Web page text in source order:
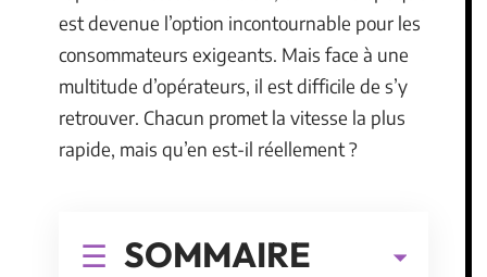
est devenue l’option incontournable pour les
consommateurs exigeants. Mais face à une
multitude d’opérateurs, il est difficile de s’y
retrouver. Chacun promet la vitesse la plus
rapide, mais qu’en est-il réellement ?
SOMMAIRE